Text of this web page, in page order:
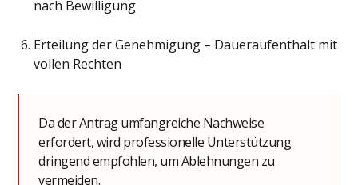
nach Bewilligung
Erteilung der Genehmigung – Daueraufenthalt mit
vollen Rechten
Da der Antrag umfangreiche Nachweise
erfordert, wird professionelle Unterstützung
dringend empfohlen, um Ablehnungen zu
vermeiden.